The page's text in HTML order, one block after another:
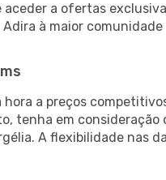
aceder a ofertas
à maior
a preços
tenha em
A flexibilidade nas